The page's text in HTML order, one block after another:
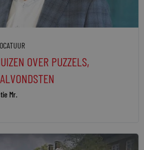
OVER PUZZELS,
Mr.